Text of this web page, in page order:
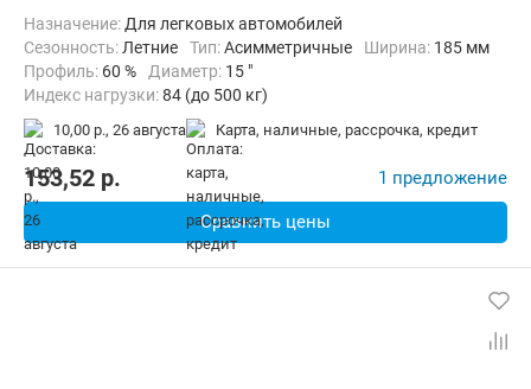
Назначение: Для легковых автомобилей
Сезонность: Летние Тип:Асимметричные Ширина: 185 мм
Профиль: 60 % Диаметр: 15 "
Индекс нагрузки:84 (до 500 кг)
Индекс скорости:
H (до 210 км/ч)
10,00 р., 26 августа карта, наличные, рассрочка, кредит
153,52 p. 1 предложение
Сравнить цены